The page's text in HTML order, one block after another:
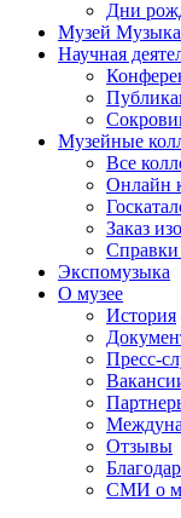
Дни
Музей
Научная
Музейные
Все
Онлайн
Заказ
Экспомузыка
О музее
История
Пресс-
Отзывы
СМИ о